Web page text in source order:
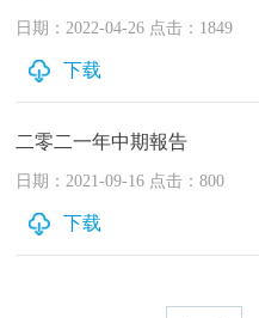
日期：2022-04-26 点击：1849
下载
二零二一年中期報告
日期：2021-09-16 点击：800
下载